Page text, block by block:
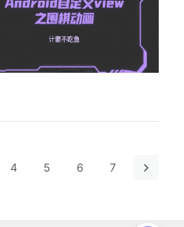
4 5 6 7